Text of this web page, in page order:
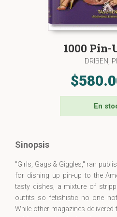
1000 Pin-
DRIBEN,
En
Sinopsis
"Girls, Gags & Giggles," ran
for dishing up pin-up to the
tasty dishes, a mixture of
outfits so fetishistic no one
While other magazines